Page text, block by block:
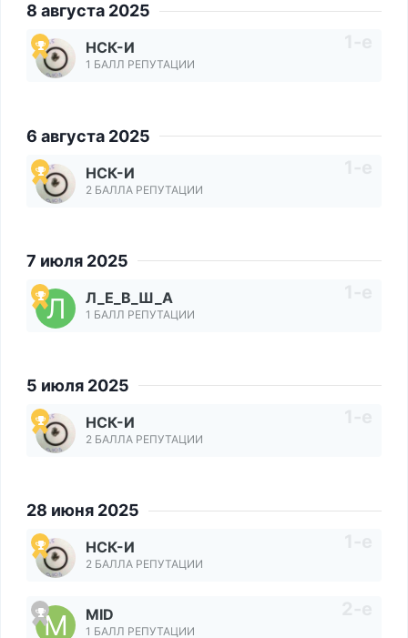
8 августа 2025
НСК-И
1 БАЛЛ РЕПУТАЦИИ
6 августа 2025
НСК-И
2 БАЛЛА РЕПУТАЦИИ
7 июля 2025
Л_Е_В_Ш_А
1 БАЛЛ РЕПУТАЦИИ
5 июля 2025
НСК-И
2 БАЛЛА РЕПУТАЦИИ
28 июня 2025
НСК-И
2 БАЛЛА РЕПУТАЦИИ
MID
1 БАЛЛ РЕПУТАЦИИ